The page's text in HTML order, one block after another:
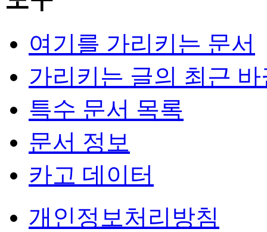
여기를 가리키는 문서
가리키는 글의 최근 바
특수 문서 목록
문서 정보
카고 데이터
개인정보처리방침